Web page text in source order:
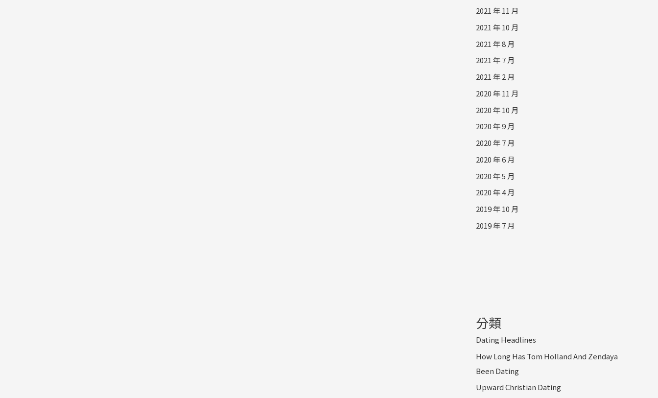
2021 年 11 月
2021 年 10 月
2021 年 8 月
2021 年 7 月
2021 年 2 月
2020 年 11 月
2020 年 10 月
2020 年 9 月
2020 年 7 月
2020 年 6 月
2020 年 5 月
2020 年 4 月
2019 年 10 月
2019 年 7 月
分類
Dating Headlines
How Long Has Tom Holland And Zendaya
Been Dating
Upward Christian Dating